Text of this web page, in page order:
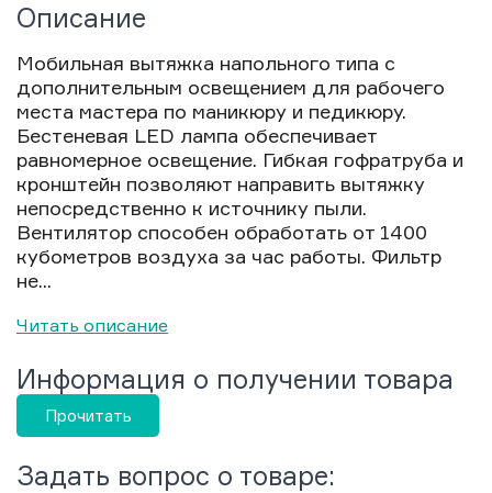
Описание
Мобильная вытяжка напольного типа с
дополнительным освещением для рабочего
места мастера по маникюру и педикюру.
Бестеневая LED лампа обеспечивает
равномерное освещение. Гибкая гофратруба и
кронштейн позволяют направить вытяжку
непосредственно к источнику пыли.
Вентилятор способен обработать от 1400
кубометров воздуха за час работы. Фильтр
не...
Читать описание
Информация о получении товара
Прочитать
Задать вопрос о товаре: